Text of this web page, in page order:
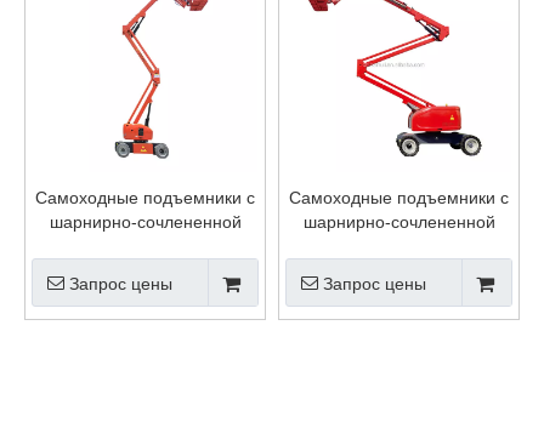
Самоходные подъемники с
шарнирно-сочлененной
ПРИВОД)
Запрос цены
Самоходные подъемники с
шарнирно-сочлененной
Запрос цены